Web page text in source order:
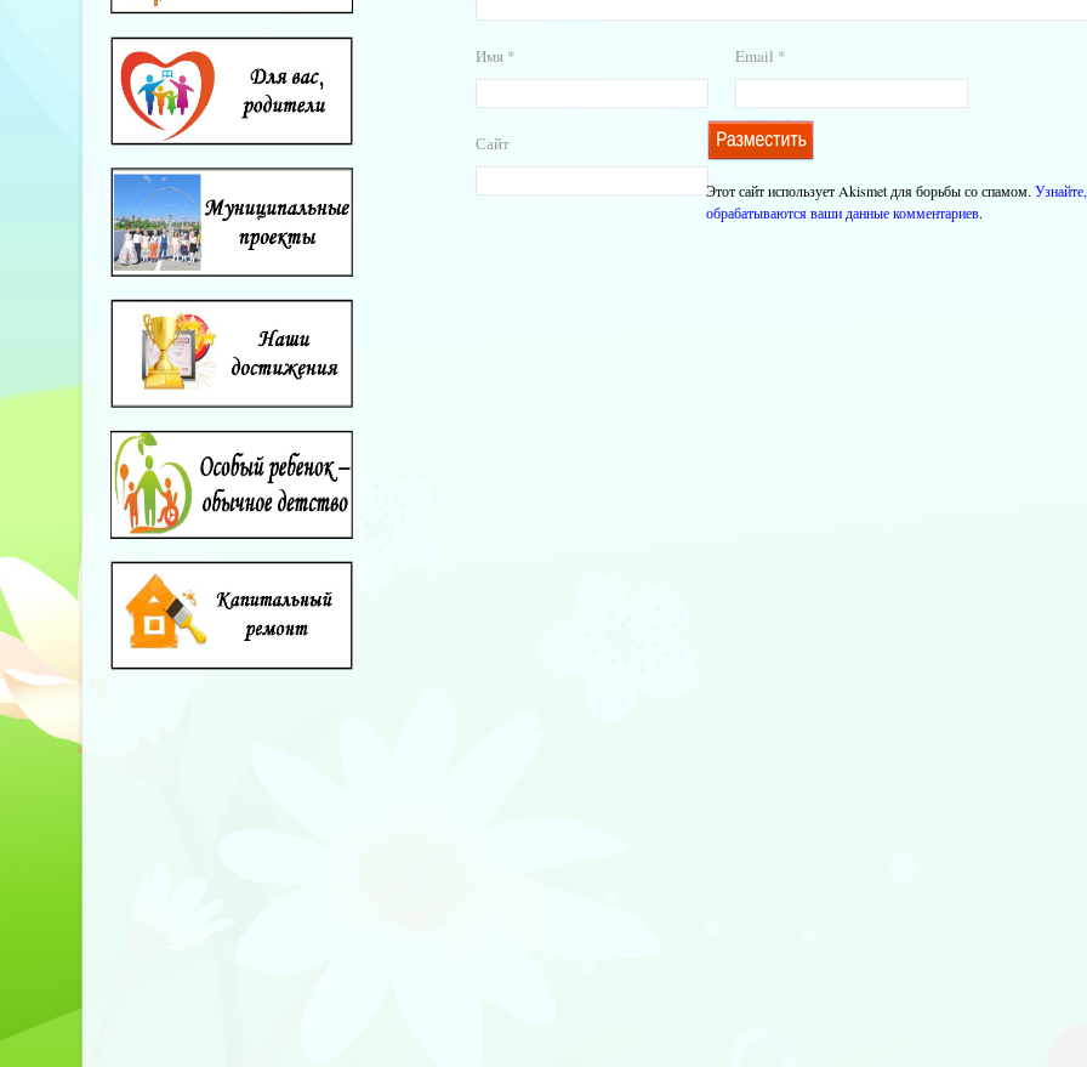
Имя * Email *
Сайт
Этот сайт использует Akismet для борьбы со спамом.
обрабатываются ваши данные комментариев.